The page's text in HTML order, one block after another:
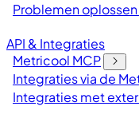
Problemen
API & Integraties
Metricool MCP
Integraties via de
Integraties met